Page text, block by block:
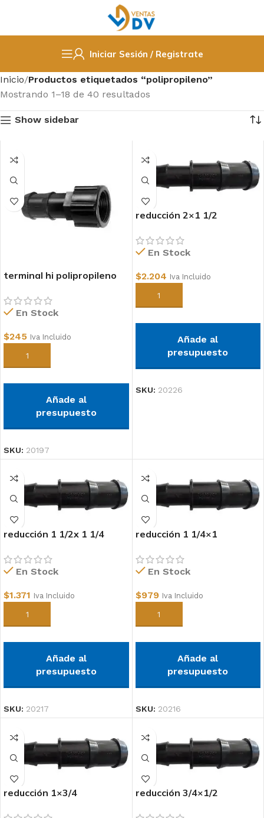
Iniciar Sesión / Registrate
Inicio Productos etiquetados “polipropileno”
Mostrando 1–18 de 40 resultados
Show sidebar
terminal hi polipropileno
En Stock
$245 Iva Incluido
Añadir al carrito
Añade al
presupuesto
SKU: 20197
reducción 2×1 1/2
En Stock
$2.204 Iva Incluido
Añadir al carrito
Añade al
presupuesto
SKU: 20226
reducción 1 1/2x 1 1/4
En Stock
$1.371 Iva Incluido
Añadir al carrito
Añade al
presupuesto
SKU: 20217
reducción 1 1/4×1
En Stock
$979 Iva Incluido
Añadir al carrito
Añade al
presupuesto
SKU: 20216
reducción 1×3/4
reducción 3/4×1/2